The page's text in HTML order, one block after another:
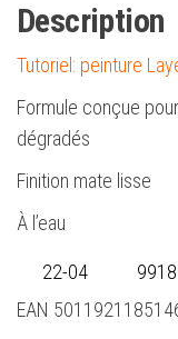
Description
Tutoriel: peinture
Formule conçue
dégradés
Finition mate lisse
À l’eau
22-04
EAN